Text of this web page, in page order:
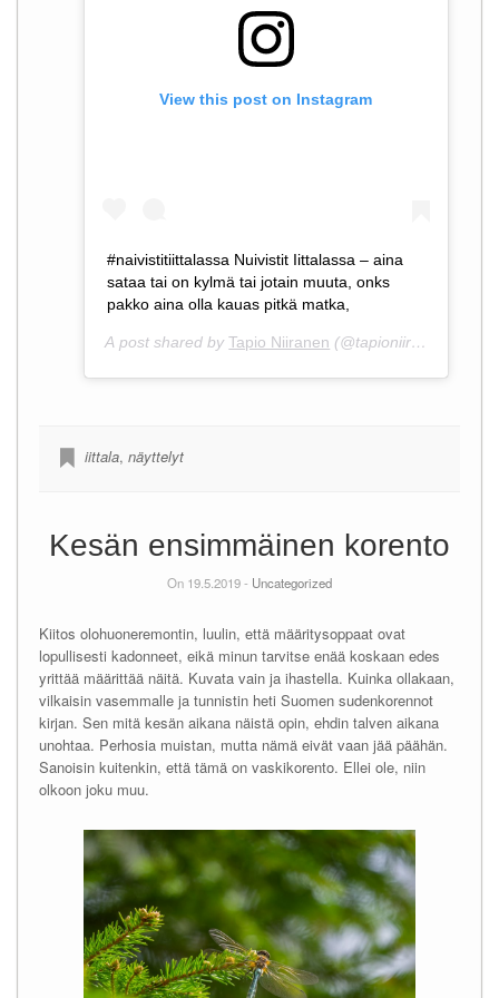
View this post on Instagram
#naivistitiittalassa Nuivistit Iittalassa – aina
sataa tai on kylmä tai jotain muuta, onks
pakko aina olla kauas pitkä matka,
A post shared byTapio Niiranen (@tapioniiranen) on
iittala, näyttelyt
Kesän ensimmäinen korento
On 19.5.2019 - Uncategorized
Kiitos olohuoneremontin, luulin, että määritysoppaat ovat
lopullisesti kadonneet, eikä minun tarvitse enää koskaan edes
yrittää määrittää näitä. Kuvata vain ja ihastella. Kuinka ollakaan,
vilkaisin vasemmalle ja tunnistin heti Suomen sudenkorennot
kirjan. Sen mitä kesän aikana näistä opin, ehdin talven aikana
unohtaa. Perhosia muistan, mutta nämä eivät vaan jää päähän.
Sanoisin kuitenkin, että tämä on vaskikorento. Ellei ole, niin
olkoon joku muu.